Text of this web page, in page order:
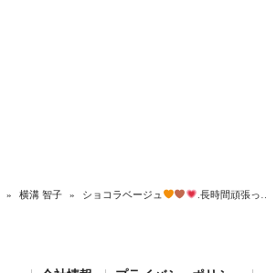
» 横溝 智子 » ショコラベージュ .長時間頑張っ…